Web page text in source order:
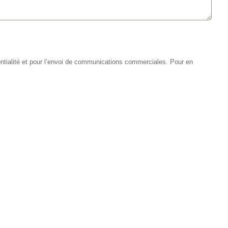
et pour l’envoi de communications commerciales. Pour en